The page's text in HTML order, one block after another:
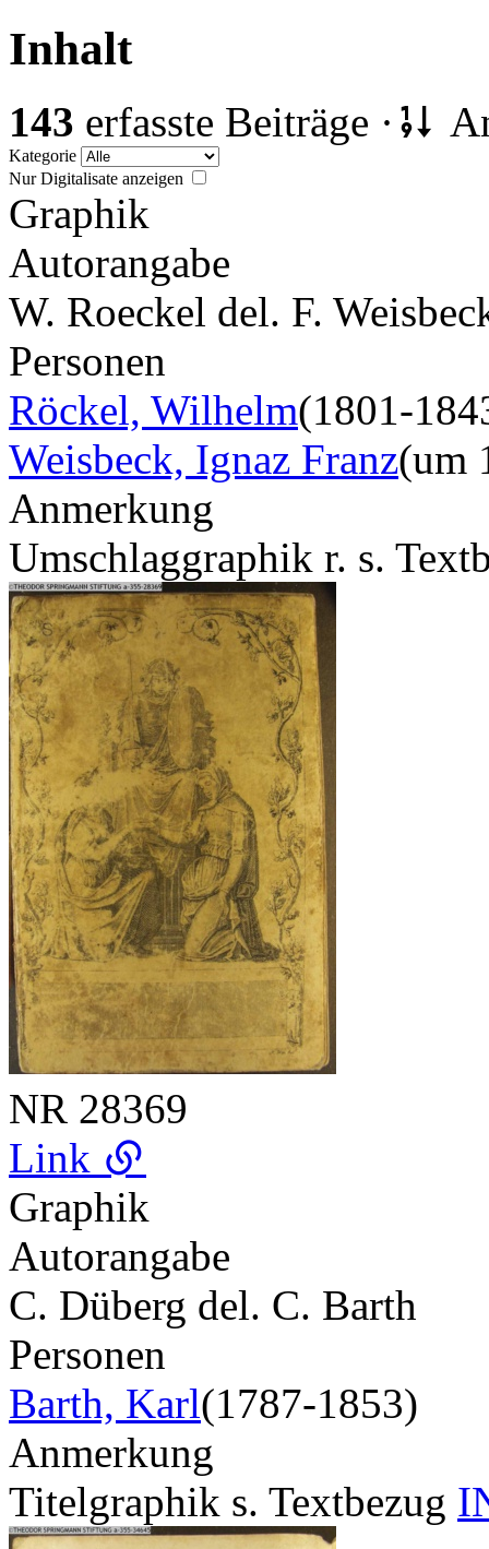
Inhalt
143 erfasste Beiträge ·
Kategorie
Nur Digitalisate anzeigen
Graphik
Autorangabe
W. Roeckel del. F.
Personen
Röckel, Wilhelm(1801-
Weisbeck, Ignaz Franz(um
Anmerkung
Umschlaggraphik r. s.
NR 28369
Link
Graphik
Autorangabe
C. Düberg del. C. Barth
Personen
Barth, Karl(1787-1853)
Anmerkung
Titelgraphik s. Textbezug